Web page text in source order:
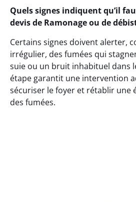
Quels signes indiquent qu’il
devis de Ramonage ou de
Certains signes doivent alerter,
irrégulier, des fumées qui
suie ou un bruit inhabituel dans
étape garantit une intervention
sécuriser le foyer et rétablir une
des fumées.